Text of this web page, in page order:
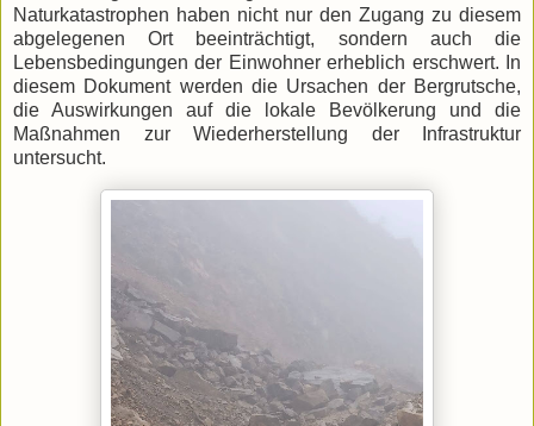
Naturkatastrophen haben nicht nur den Zugang zu diesem
abgelegenen Ort beeinträchtigt, sondern auch die
Lebensbedingungen der Einwohner erheblich erschwert. In
diesem Dokument werden die Ursachen der Bergrutsche,
die Auswirkungen auf die lokale Bevölkerung und die
Maßnahmen zur Wiederherstellung der Infrastruktur
untersucht.